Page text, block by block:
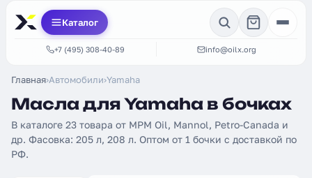
Каталог
+7 (495) 308-40-89 info@oilx.org
Главная›Автомобили›Yamaha
Масла для Yamaha в бочках
В каталоге 23 товара от MPM Oil, Mannol, Petro-Canada и
др. Фасовка: 205 л, 208 л. Оптом от 1 бочки с доставкой по
РФ.